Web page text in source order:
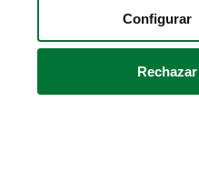
Configurar
Rechazar